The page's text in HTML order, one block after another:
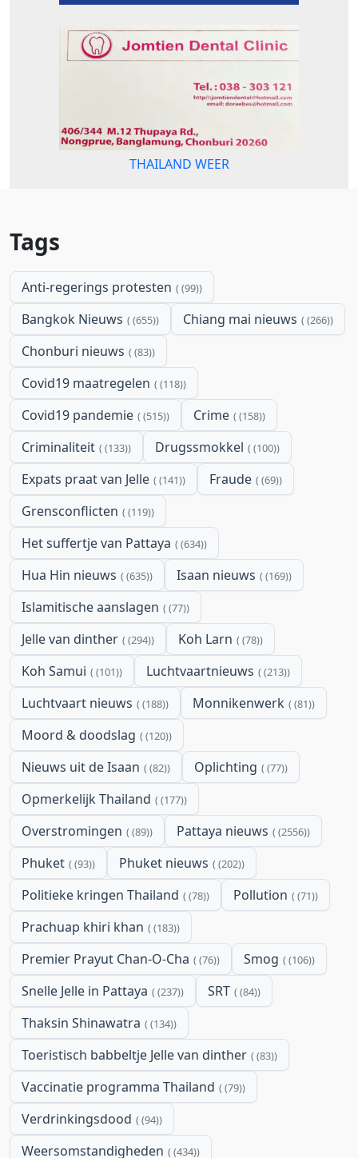
THAILAND WEER
Tags
Anti-regerings protesten (99)
Bangkok Nieuws (655) Chiang mai nieuws (266)
Chonburi nieuws (83)
Covid19 maatregelen (118)
Covid19 pandemie (515) Crime (158)
Criminaliteit (133) Drugssmokkel (100)
Expats praat van Jelle (141) Fraude (69)
Grensconflicten (119)
Het suffertje van Pattaya (634)
Hua Hin nieuws (635) Isaan nieuws (169)
Islamitische aanslagen (77)
Jelle van dinther (294) Koh Larn (78)
Koh Samui (101) Luchtvaartnieuws (213)
Luchtvaart nieuws (188) Monnikenwerk (81)
Moord & doodslag (120)
Nieuws uit de Isaan (82) Oplichting (77)
Opmerkelijk Thailand (177)
Overstromingen (89) Pattaya nieuws (2556)
Phuket (93) Phuket nieuws (202)
Politieke kringen Thailand (78) Pollution (71)
Prachuap khiri khan (183)
Premier Prayut Chan-O-Cha (76) Smog (106)
Snelle Jelle in Pattaya (237) SRT (84)
Thaksin Shinawatra (134)
Toeristisch babbeltje Jelle van dinther (83)
Vaccinatie programma Thailand (79)
Verdrinkingsdood (94)
Weersomstandigheden (434)